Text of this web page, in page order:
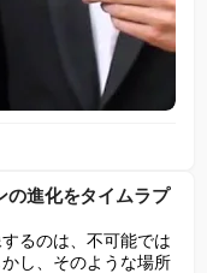
の進化をタイムラプ
るのは、不可能では
し、そのような場所